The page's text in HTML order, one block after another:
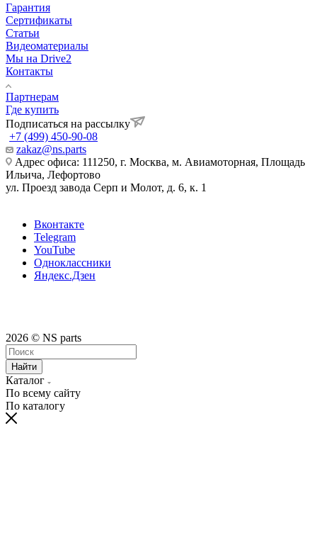
Гарантия
Сертификаты
Статьи
Видеоматериалы
Мы на Drive2
Контакты
Партнерам
Где купить
Подписаться на рассылку
+7 (499) 450-90-08
zakaz@ns.parts
Адрес офиса: 111250, г. Москва, м. Авиамоторная, Площадь
Ильича, Лефортово
ул. Проезд завода Серп и Молот, д. 6, к. 1
Вконтакте
Telegram
YouTube
Одноклассники
Яндекс.Дзен
2026 © NS parts
Найти
Каталог
По всему сайту
По каталогу